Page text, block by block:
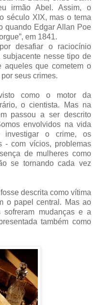
irmão Abel. Assim, o
século XIX, mas o tema
quando Edgar Allan Poe
em 1841.
desafiar o raciocínio
nesse tipo de
aqueles que cometem o
seus crimes.
como o motor da
o cientista. Mas na
passou a ser descrito
envolvidos na vida
investigar o crime, os
- com vícios, problemas
de mulheres como
se tornando cada vez
descrita como vítima
o papel central. Mas ao
sofreram mudanças e a
também como